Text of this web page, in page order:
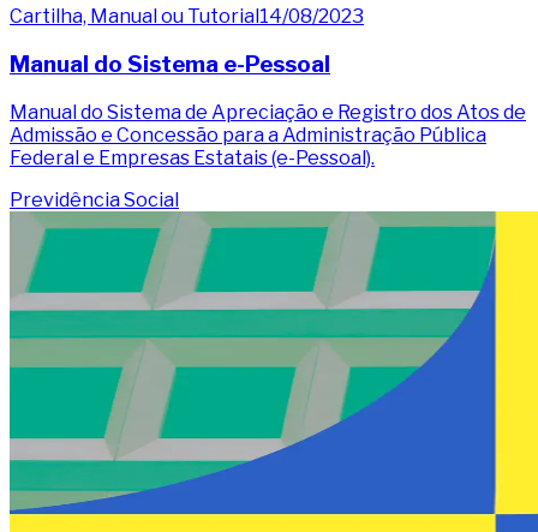
Cartilha, Manual ou Tutorial14/08/2023
Manual do Sistema e-Pessoal
Manual do Sistema de Apreciação e Registro dos Atos de
Admissão e Concessão para a Administração Pública
Federal e Empresas Estatais (e-Pessoal).
Previdência Social